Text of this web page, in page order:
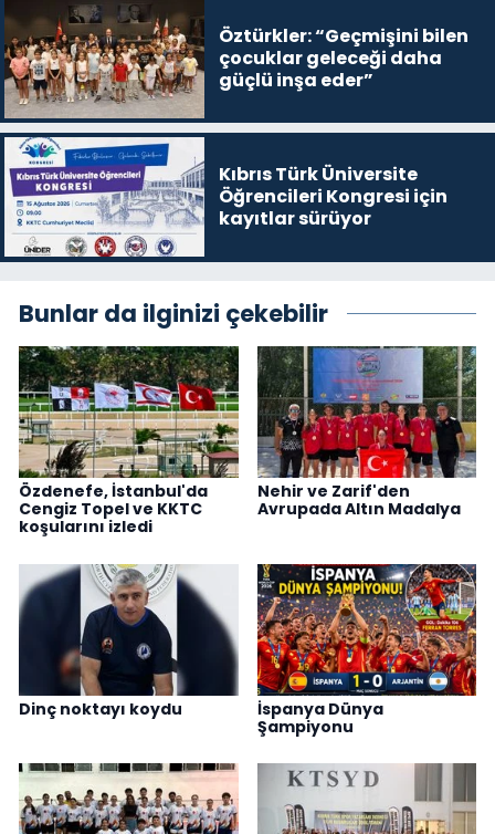
Öztürkler: “Geçmişini bilen
çocuklar geleceği daha
güçlü inşa eder”
Kıbrıs Türk Üniversite
Öğrencileri Kongresi için
kayıtlar sürüyor
Bunlar da ilginizi çekebilir
Özdenefe, İstanbul'da
Cengiz Topel ve KKTC
koşularını izledi
Nehir ve Zarif'den
Avrupada Altın Madalya
Dinç noktayı koydu
İspanya Dünya
Şampiyonu